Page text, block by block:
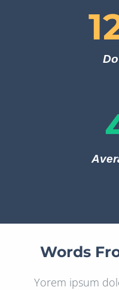
Words
Yorem ipsum